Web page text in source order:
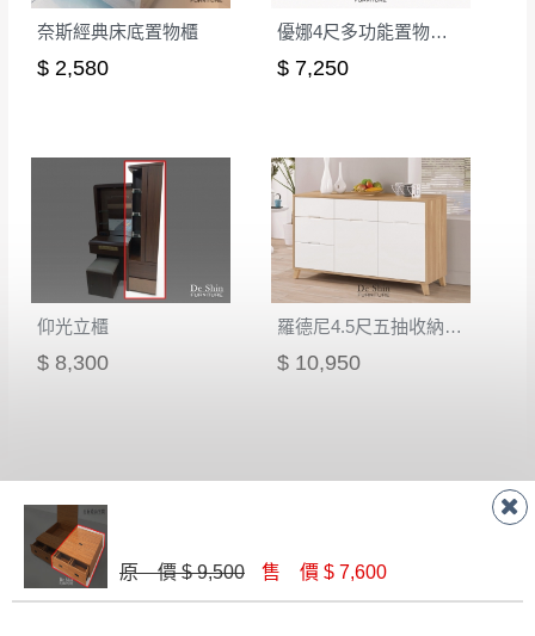
需以吊車或其他的吊掛方式吊運，費用將由買方自行
支付。
寶貴時間。
如遇自然災害、政府宣布之災害警報等不可抗力情
事，而危及運送人員輸送之安全，本司得視狀況延後
或停止運送服務。
百貨公司配送暫無法配合開店前、閉店後時段，並送
至百貨公司卸貨區為限，恕無法送至指定樓面。
遇百貨周年慶期間，恕暫停百貨公司相關運送 》
本公司部份商品無維修服務，超過7日鑑賞
期，商品使用年限，因客人使用習慣、居家
行吸收(另事先與消費者報價，消費者同意將
會進行維修)。
到貨7日內為鑑賞期(注意:鑑賞期非試用期)，
若非商品品質瑕疵問題於鑑賞期內退貨之情
形，我們需酌收退貨運費。
如欲放置營業場所及公開場合之商品則無享
有商品一年保固之服務。
▪️三日內若未接獲您的匯款或轉帳通知，商品將不
予保留(訂單自動取消)。
▪️無回收家具服務，若需回收家具可聯絡當地請清
潔隊回收,免付費清運專線：0800-085-717。
奈斯經典床底置物櫃
$ 2,580
優娜4尺多功能置物櫃(U13)
$ 7,250
仰光立櫃
$ 8,300
羅德尼4.5尺五抽收納櫃(8804)
$ 10,950
原 價 $ 9,500 售 價 $ 7,600
聯絡客服